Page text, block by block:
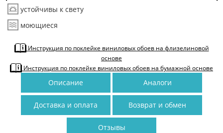
устойчивы к свету
моющиеся
Инструкция по поклейке виниловых обоев на флизелиновой
основе
Инструкция по поклейке виниловых обоев на бумажной основе
Описание Аналоги
Доставка и оплата Возврат и обмен
Отзывы